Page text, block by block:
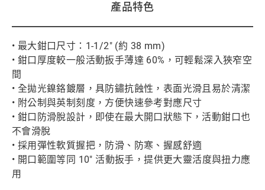
產品特色
• 最大鉗口尺寸：1-1/2" (約 38 mm)
• 鉗口厚度較一般活動扳手薄達 60%，可輕鬆深入狹窄空
間
• 全拋光鎳鉻鍍層，具防鏽抗蝕性，表面光滑且易於清潔
• 附公制與英制刻度，方便快速參考對應尺寸
• 鉗口防滑脫設計，即使在最大開口狀態下，活動鉗口也
不會滑脫
• 採用彈性軟質握把，防滑、防寒、握感舒適
• 開口範圍等同 10" 活動扳手，提供更大靈活度與扭力應
用